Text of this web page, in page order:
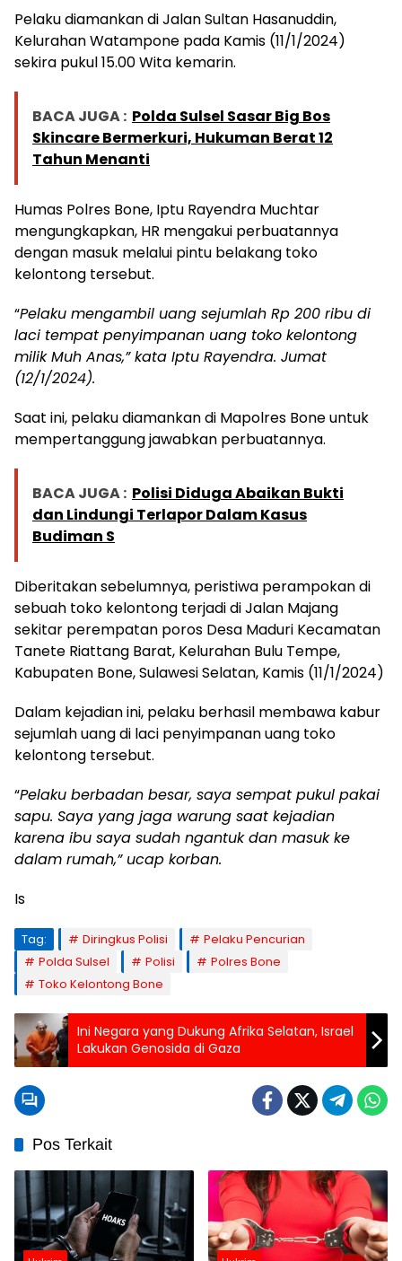
Pelaku diamankan di Jalan Sultan Hasanuddin,
Kelurahan Watampone pada Kamis (11/1/2024)
sekira pukul 15.00 Wita kemarin.
BACA JUGA : Polda Sulsel Sasar Big Bos
Skincare Bermerkuri, Hukuman Berat 12
Tahun Menanti
Humas Polres Bone, Iptu Rayendra Muchtar
mengungkapkan, HR mengakui perbuatannya
dengan masuk melalui pintu belakang toko
kelontong tersebut.
“Pelaku mengambil uang sejumlah Rp 200 ribu di
laci tempat penyimpanan uang toko kelontong
milik Muh Anas,” kata Iptu Rayendra. Jumat
(12/1/2024).
Saat ini, pelaku diamankan di Mapolres Bone untuk
mempertanggung jawabkan perbuatannya.
BACA JUGA : Polisi Diduga Abaikan Bukti
dan Lindungi Terlapor Dalam Kasus
Budiman S
Diberitakan sebelumnya, peristiwa perampokan di
sebuah toko kelontong terjadi di Jalan Majang
sekitar perempatan poros Desa Maduri Kecamatan
Tanete Riattang Barat, Kelurahan Bulu Tempe,
Kabupaten Bone, Sulawesi Selatan, Kamis (11/1/2024)
Dalam kejadian ini, pelaku berhasil membawa kabur
sejumlah uang di laci penyimpanan uang toko
kelontong tersebut.
“Pelaku berbadan besar, saya sempat pukul pakai
sapu. Saya yang jaga warung saat kejadian
karena ibu saya sudah ngantuk dan masuk ke
dalam rumah,” ucap korban.
Is
Tag: Diringkus Polisi
Pelaku Pencurian
Polda Sulsel
Polisi
Polres Bone
Toko Kelontong Bone
Ini Negara yang Dukung Afrika Selatan, Israel
Lakukan Genosida di Gaza
Pos Terkait